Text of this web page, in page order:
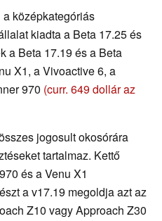
középkategóriás
kiadta a Beta 17.25 és
a Beta 17.19 és a Beta
X1, a Vivoactive 6, a
970 (curr. 649 dollár az
jogosult okosórára
tartalmaz. Kettő
és a Venu X1
a v17.19 megoldja azt az
Z10 vagy Approach Z30